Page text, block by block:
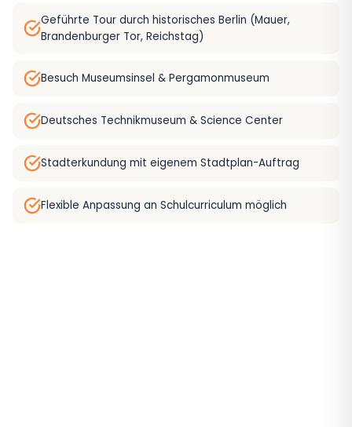
Geführte Tour durch historisches Berlin (Mauer,
Brandenburger Tor, Reichstag)
Besuch Museumsinsel & Pergamonmuseum
Deutsches Technikmuseum & Science Center
Stadterkundung mit eigenem Stadtplan-Auftrag
Flexible Anpassung an Schulcurriculum möglich